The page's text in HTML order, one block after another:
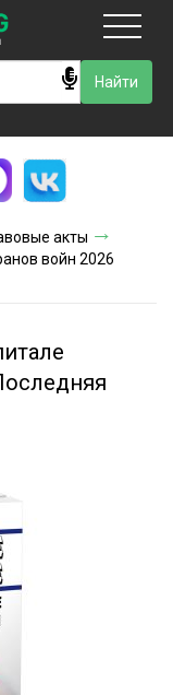
акты
войн 2026